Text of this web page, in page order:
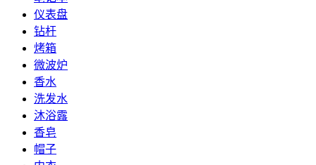
仪表盘
钻杆
烤箱
微波炉
香水
洗发水
沐浴露
香皂
帽子